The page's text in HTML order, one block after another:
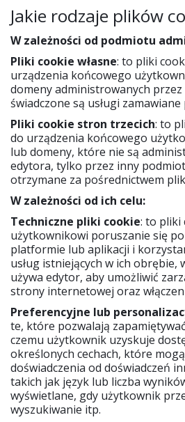
Jakie rodzaje plików
W zależności od podmiotu
Pliki cookie własne: to pliki
urządzenia końcowego
domeny administrowanych
świadczone są usługi
Pliki cookie stron trzecich: to
do urządzenia końcowego
lub domeny, które nie są
edytora, tylko przez inny
otrzymane za pośrednictwem
W zależności od ich celu:
Techniczne pliki cookie: to pliki
użytkownikowi poruszanie się
platformie lub aplikacji i
usług istniejących w ich obrębie,
używa edytor, aby umożliwić
strony internetowej oraz
Preferencyjne lub
te, które pozwalają
czemu użytkownik uzyskuje
określonych cechach, które
doświadczenia od doświadczeń
takich jak język lub liczba
wyświetlane, gdy użytkownik
wyszukiwanie itp.